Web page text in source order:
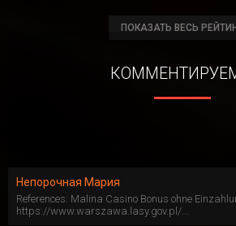
ПОКАЗАТЬ ВЕСЬ
Непорочная Мария
References: Malina Casino Bonus ohne
https://www.warszawa.lasy.gov.pl/...